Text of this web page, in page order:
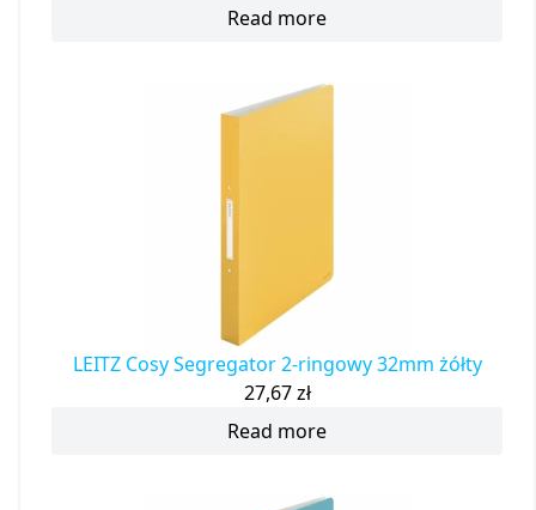
Read more
LEITZ Cosy Segregator 2-ringowy 32mm żółty
27,67zł
Read more